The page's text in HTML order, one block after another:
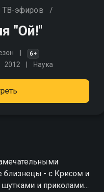
ТВ-эфиров /
"Ой!"
6+
2012 Наука
близнецы - с Крисом и
и приколами